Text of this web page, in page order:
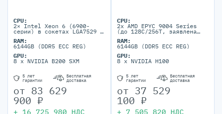
CPU:
2× Intel Xeon 6 (6900-
серии) в сокетах LGA7529 с
RAM:
6144GB (DDR5 ECC REG)
GPU:
8 x NVIDIA B200 SXM
5 лет
гарантии
Бесплатная
доставка
от 83 629
900 ₽
+ 16 725 980 НДС
CPU:
2x AMD EPYC 9004 Series
(до 128C/256T, заявлена
air-cooling)
RAM:
6144GB (DDR5 ECC REG)
GPU:
8 x NVIDIA H100
5 лет
гарантии
Бесплатная
доставка
от 37 529
100 ₽
+ 7 505 820 НДС